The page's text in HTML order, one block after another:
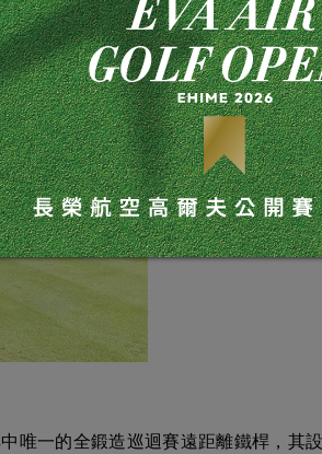
中唯一的全鍛造巡迴賽遠距離鐵桿，其